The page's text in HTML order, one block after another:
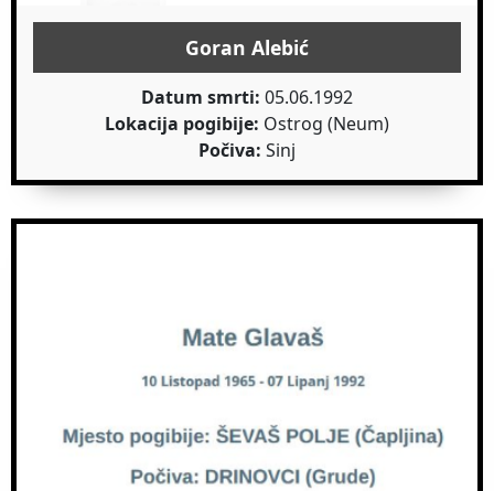
Goran Alebić
Datum smrti: 05.06.1992
Lokacija pogibije: Ostrog (Neum)
Počiva: Sinj